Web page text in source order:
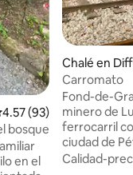
promedio:
4.57 (93)
bosque
en el
Chalé en
Carromato
Fond-de-
minero de
ferrocarril
ciudad de
transportar
Calidad-